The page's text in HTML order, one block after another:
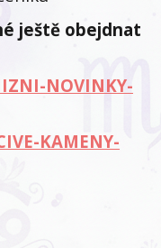
ještě obejdnat
NOVINKY-
KAMENY-